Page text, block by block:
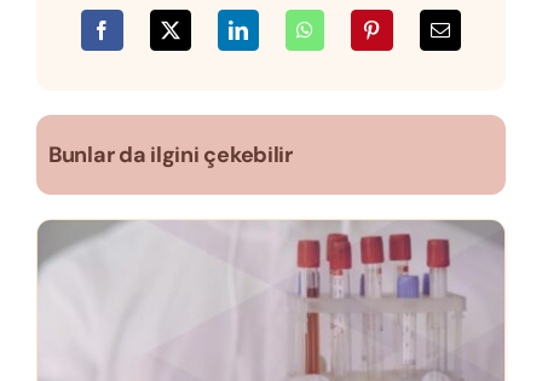
Bunlar da ilgini çekebilir